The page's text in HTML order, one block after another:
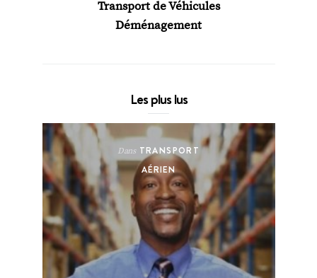
Transport de Véhicules
Déménagement
Les plus lus
Dans TRANSPORT
AÉRIEN